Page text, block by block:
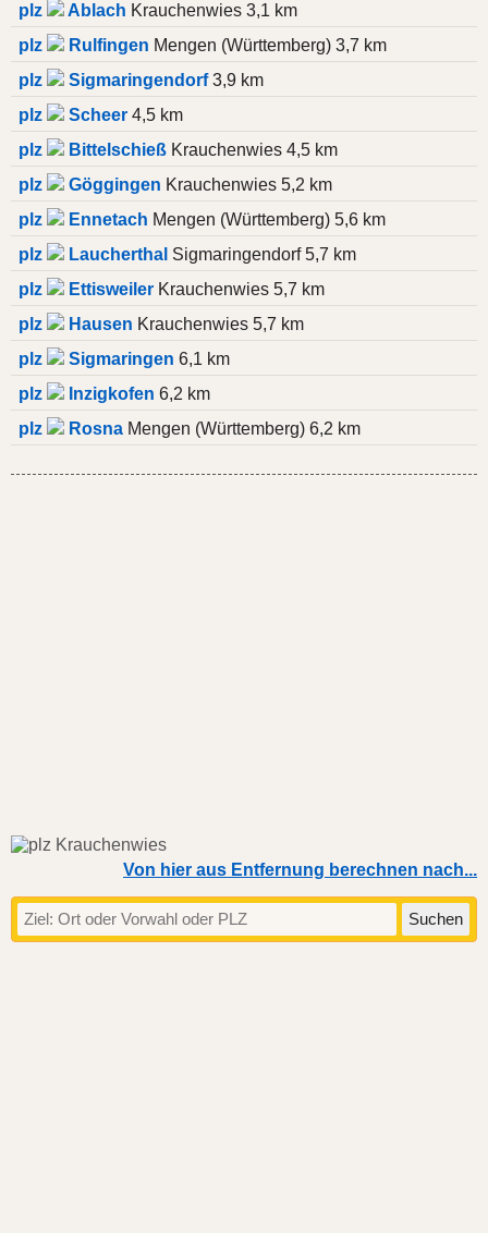
plz
Ablach Krauchenwies 3,1 km
plz
Rulfingen Mengen (Württemberg) 3,7 km
plz
Sigmaringendorf3,9 km
plz
Scheer 4,5 km
plz
Bittelschieß Krauchenwies 4,5 km
plz
Göggingen Krauchenwies 5,2 km
plz
Ennetach Mengen (Württemberg) 5,6 km
plz
Laucherthal Sigmaringendorf 5,7 km
plz
Ettisweiler Krauchenwies 5,7 km
plz
Hausen Krauchenwies 5,7 km
plz
Sigmaringen 6,1 km
plz
Inzigkofen 6,2 km
plz
Rosna Mengen (Württemberg) 6,2 km
Von hier aus Entfernung berechnen nach...